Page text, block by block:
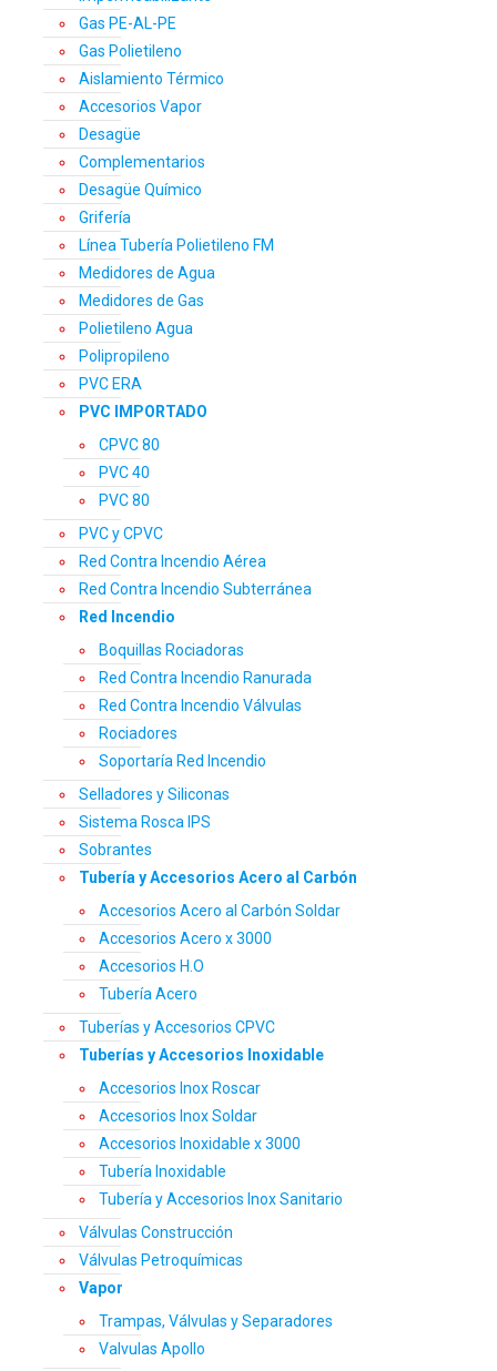
Gas PE-AL-PE
Gas Polietileno
Aislamiento Térmico
Accesorios Vapor
Desagüe
Complementarios
Desagüe Químico
Grifería
Línea Tubería Polietileno FM
Medidores de Agua
Medidores de Gas
Polietileno Agua
Polipropileno
PVC ERA
PVC IMPORTADO
CPVC 80
PVC 40
PVC 80
PVC y CPVC
Red Contra Incendio Aérea
Red Contra Incendio Subterránea
Red Incendio
Boquillas Rociadoras
Red Contra Incendio Ranurada
Red Contra Incendio Válvulas
Rociadores
Soportaría Red Incendio
Selladores y Siliconas
Sistema Rosca IPS
Sobrantes
Tubería y Accesorios Acero al Carbón
Accesorios Acero al Carbón Soldar
Accesorios Acero x 3000
Accesorios H.O
Tubería Acero
Tuberías y Accesorios CPVC
Tuberías y Accesorios Inoxidable
Accesorios Inox Roscar
Accesorios Inox Soldar
Accesorios Inoxidable x 3000
Tubería Inoxidable
Tubería y Accesorios Inox Sanitario
Válvulas Construcción
Válvulas Petroquímicas
Vapor
Trampas, Válvulas y Separadores
Valvulas Apollo